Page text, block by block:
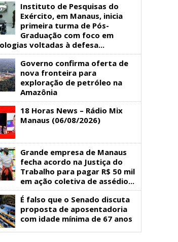
Instituto de Pesquisas do
Exército, em Manaus, inicia
primeira turma de Pós-
Graduação com foco em
voltadas à defesa...
Governo confirma oferta de
nova fronteira para
exploração de petróleo na
Amazônia
18 Horas News​​​​​​​​​​​​ – Rádio Mix
Manaus (06/08/2026)
Grande empresa de Manaus
fecha acordo na Justiça do
Trabalho para pagar R$ 50 mil
em ação coletiva de assédio...
É falso que o Senado discuta
proposta de aposentadoria
com idade mínima de 67 anos